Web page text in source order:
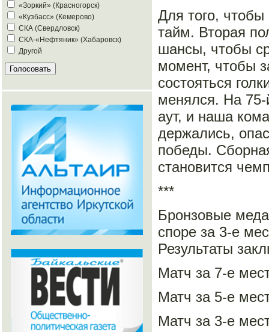
«Зоркий» (Красногорск)
«Кузбасс» (Кемерово)
СКА (Свердловск)
СКА-«Нефтяник» (Хабаровск)
Другой
Для того,
тайм. Вторая
шансы, чтобы
момент, чтобы
состояться
менялся. На 75-
аут, и наша
держались,
победы.
становится
***
Бронзовые
споре за 3-е
Результаты
Матч за 7-е
Матч за 5-е
Матч за 3-е